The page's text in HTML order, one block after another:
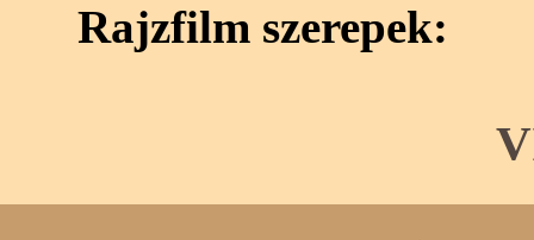
Rajzfilm szerepek: